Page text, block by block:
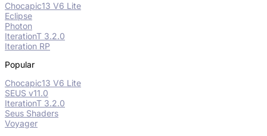
Chocapic13 V6 Lite
Eclipse
Photon
IterationT 3.2.0
Iteration RP
Popular
Chocapic13 V6 Lite
SEUS v11.0
IterationT 3.2.0
Seus Shaders
Voyager